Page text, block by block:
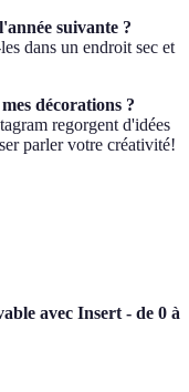
suivante ?
dans un endroit sec et
décorations ?
regorgent d'idées
parler votre créativité!
avec Insert - de 0 à